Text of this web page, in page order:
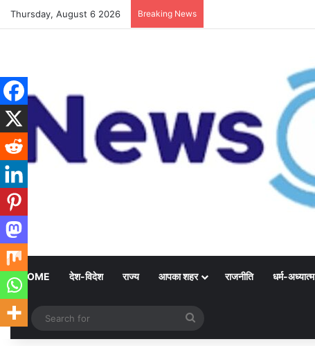
Thursday, August 6 2026 Breaking News
HOME देश-विदेश राज्य आपका शहर राजनीति धर्म-अध्यात्म
Random Article
for